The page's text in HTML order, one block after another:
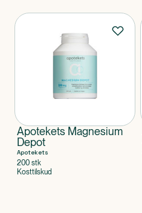
Produkter
Apotekets Magnesium
Depot
Apotekets
200 stk
Kosttilskud